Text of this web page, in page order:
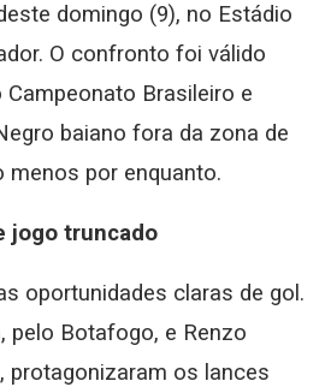
domingo (9), no Estádio
O confronto foi válido
Campeonato Brasileiro e
baiano fora da zona de
por enquanto.
jogo truncado
oportunidades claras de gol.
pelo Botafogo, e Renzo
protagonizaram os lances